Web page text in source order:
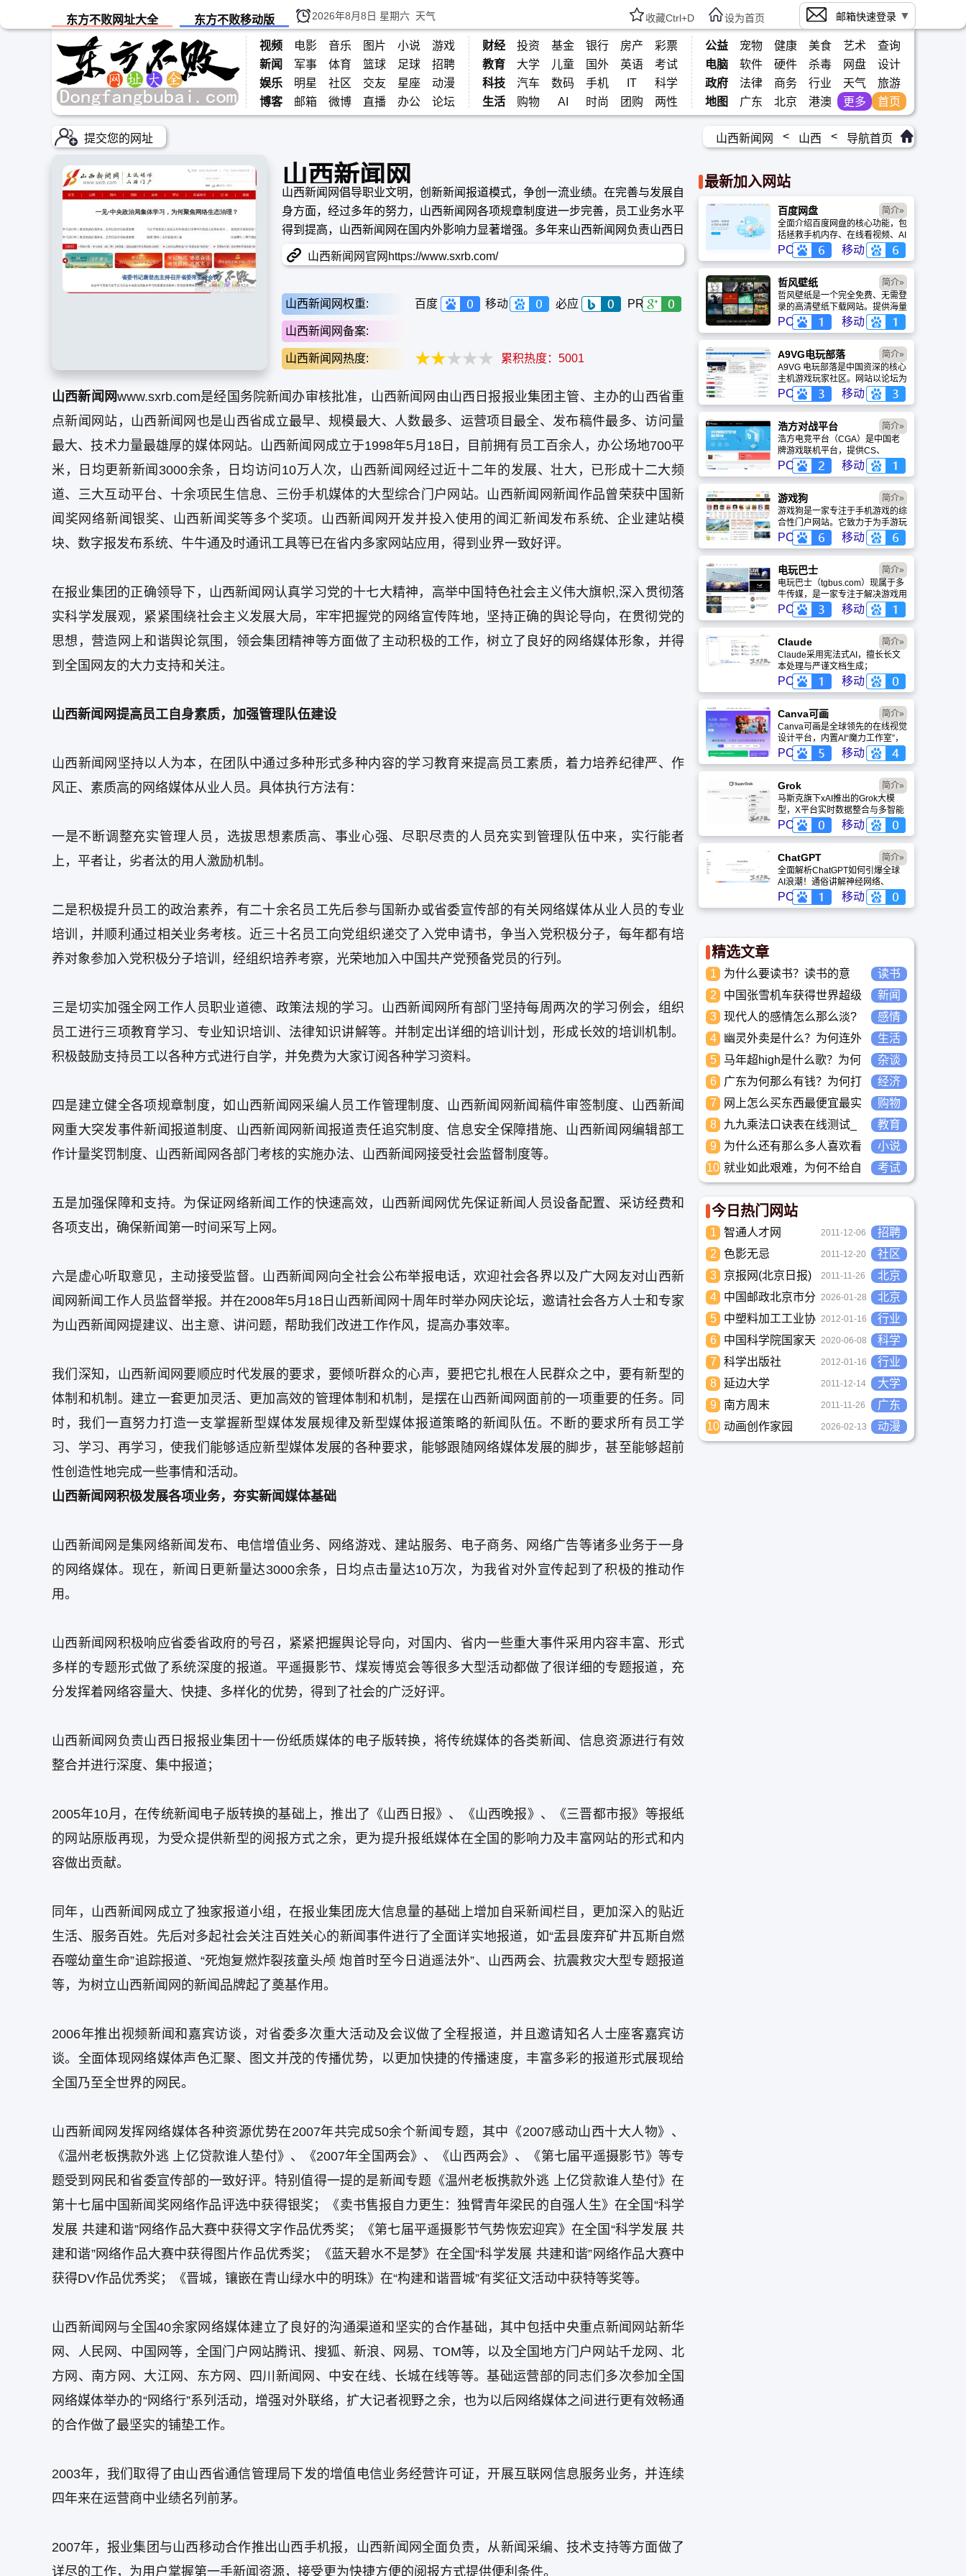
东方不败网址大全 东方不败移动版 2026年8月8日 星期六 天气 收藏Ctrl+D 设为首页 邮箱快速登录
视频 电影 音乐 图片 小说
游戏
新闻
军事 体育 篮球 足球
招聘
娱乐
明星 社区 交友 星座
动漫
博客
邮箱 微博 直播 办公 论坛
财经 投资 基金 银行 房产
彩票
教育
大学 儿童 国外 英语
考试
科技
汽车 数码 手机 IT
科学
生活
购物 AI 时尚 团购 两性
公益 宠物 健康 美食 艺术
查询
电脑
软件 硬件 杀毒 网盘
设计
政府
法律 商务 行业 天气
旅游
地图
广东 北京 港澳 更多 首页
提交您的网址 山西新闻网 < 山西 < 导航首页
山西新闻网
山西新闻网倡导职业文明，创新新闻报道模式，争创一流业绩。在完善与发展自
身方面，经过多年的努力，山西新闻网各项规章制度进一步完善，员工业务水平
得到提高，山西新闻网在国内外影响力显著增强。多年来山西新闻网负责山西日
报报业集团十一份纸质媒体的电子版转换，将传统媒体的各类新闻、信息资源进
行有效整合并进行深度、集中报道。
山西新闻网官网https://www.sxrb.com/
山西新闻网权重: 百度 移动 必应 PR
山西新闻网备案:
山西新闻网热度: 累积热度： 5001
山西新闻网www.sxrb.com是经国务院新闻办审核批准，山西新闻网由山西日报报业集团主管、主办的山西省重
点新闻网站，山西新闻网也是山西省成立最早、规模最大、人数最多、运营项目最全、发布稿件最多、访问量
最大、技术力量最雄厚的媒体网站。山西新闻网成立于1998年5月18日，目前拥有员工百余人，办公场地700平
米，日均更新新闻3000余条，日均访问10万人次，山西新闻网经过近十二年的发展、壮大，已形成十二大频
道、三大互动平台、十余项民生信息、三份手机媒体的大型综合门户网站。山西新闻网新闻作品曾荣获中国新
闻奖网络新闻银奖、山西新闻奖等多个奖项。山西新闻网开发并投入使用的闻汇新闻发布系统、企业建站模
块、数字报发布系统、牛牛通及时通讯工具等已在省内多家网站应用，得到业界一致好评。
在报业集团的正确领导下，山西新闻网认真学习党的十七大精神，高举中国特色社会主义伟大旗帜,深入贯彻落
实科学发展观，紧紧围绕社会主义发展大局，牢牢把握党的网络宣传阵地，坚持正确的舆论导向，在贯彻党的
思想，营造网上和谐舆论氛围，领会集团精神等方面做了主动积极的工作，树立了良好的网络媒体形象，并得
到全国网友的大力支持和关注。
山西新闻网提高员工自身素质，加强管理队伍建设
山西新闻网坚持以人为本，在团队中通过多种形式多种内容的学习教育来提高员工素质，着力培养纪律严、作
风正、素质高的网络媒体从业人员。具体执行方法有：
一是不断调整充实管理人员，选拔思想素质高、事业心强、尽职尽责的人员充实到管理队伍中来，实行能者
上，平者让，劣者汰的用人激励机制。
二是积极提升员工的政治素养，有二十余名员工先后参与国新办或省委宣传部的有关网络媒体从业人员的专业
培训，并顺利通过相关业务考核。近三十名员工向党组织递交了入党申请书，争当入党积极分子，每年都有培
养对象参加入党积极分子培训，经组织培养考察，光荣地加入中国共产党预备党员的行列。
三是切实加强全网工作人员职业道德、政策法规的学习。山西新闻网所有部门坚持每周两次的学习例会，组织
员工进行三项教育学习、专业知识培训、法律知识讲解等。并制定出详细的培训计划，形成长效的培训机制。
积极鼓励支持员工以各种方式进行自学，并免费为大家订阅各种学习资料。
四是建立健全各项规章制度，如山西新闻网采编人员工作管理制度、山西新闻网新闻稿件审签制度、山西新闻
网重大突发事件新闻报道制度、山西新闻网新闻报道责任追究制度、信息安全保障措施、山西新闻网编辑部工
作计量奖罚制度、山西新闻网各部门考核的实施办法、山西新闻网接受社会监督制度等。
五是加强保障和支持。为保证网络新闻工作的快速高效，山西新闻网优先保证新闻人员设备配置、采访经费和
各项支出，确保新闻第一时间采写上网。
六是虚心听取意见，主动接受监督。山西新闻网向全社会公布举报电话，欢迎社会各界以及广大网友对山西新
闻网新闻工作人员监督举报。并在2008年5月18日山西新闻网十周年时举办网庆论坛，邀请社会各方人士和专家
为山西新闻网提建议、出主意、讲问题，帮助我们改进工作作风，提高办事效率。
我们深知，山西新闻网要顺应时代发展的要求，要倾听群众的心声，要把它扎根在人民群众之中，要有新型的
体制和机制。建立一套更加灵活、更加高效的管理体制和机制，是摆在山西新闻网面前的一项重要的任务。同
时，我们一直努力打造一支掌握新型媒体发展规律及新型媒体报道策略的新闻队伍。不断的要求所有员工学
习、学习、再学习，使我们能够适应新型媒体发展的各种要求，能够跟随网络媒体发展的脚步，甚至能够超前
性创造性地完成一些事情和活动。
山西新闻网积极发展各项业务，夯实新闻媒体基础
山西新闻网是集网络新闻发布、电信增值业务、网络游戏、建站服务、电子商务、网络广告等诸多业务于一身
的网络媒体。现在，新闻日更新量达3000余条，日均点击量达10万次，为我省对外宣传起到了积极的推动作
用。
山西新闻网积极响应省委省政府的号召，紧紧把握舆论导向，对国内、省内一些重大事件采用内容丰富、形式
多样的专题形式做了系统深度的报道。平遥摄影节、煤炭博览会等很多大型活动都做了很详细的专题报道，充
分发挥着网络容量大、快捷、多样化的优势，得到了社会的广泛好评。
山西新闻网负责山西日报报业集团十一份纸质媒体的电子版转换，将传统媒体的各类新闻、信息资源进行有效
整合并进行深度、集中报道；
2005年10月，在传统新闻电子版转换的基础上，推出了《山西日报》、《山西晚报》、《三晋都市报》等报纸
的网站原版再现，为受众提供新型的阅报方式之余，更为提升报纸媒体在全国的影响力及丰富网站的形式和内
容做出贡献。
同年，山西新闻网成立了独家报道小组，在报业集团庞大信息量的基础上增加自采新闻栏目，更加深入的贴近
生活、服务百姓。先后对多起社会关注百姓关心的新闻事件进行了全面详实地报道，如“盂县废弃矿井瓦斯自燃
吞噬幼童生命”追踪报道、“死炮复燃炸裂孩童头颅 炮首时至今日逍遥法外”、山西两会、抗震救灾大型专题报道
等，为树立山西新闻网的新闻品牌起了奠基作用。
2006年推出视频新闻和嘉宾访谈，对省委多次重大活动及会议做了全程报道，并且邀请知名人士座客嘉宾访
谈。全面体现网络媒体声色汇聚、图文并茂的传播优势，以更加快捷的传播速度，丰富多彩的报道形式展现给
全国乃至全世界的网民。
山西新闻网发挥网络媒体各种资源优势在2007年共完成50余个新闻专题，其中《2007感动山西十大人物》、
《温州老板携款外逃 上亿贷款谁人垫付》、《2007年全国两会》、《山西两会》、《第七届平遥摄影节》等专
题受到网民和省委宣传部的一致好评。特别值得一提的是新闻专题《温州老板携款外逃 上亿贷款谁人垫付》在
第十七届中国新闻奖网络作品评选中获得银奖；《卖书售报自力更生：独臂青年梁民的自强人生》在全国“科学
发展 共建和谐”网络作品大赛中获得文字作品优秀奖；《第七届平遥摄影节气势恢宏迎宾》在全国“科学发展 共
建和谐”网络作品大赛中获得图片作品优秀奖；《蓝天碧水不是梦》在全国“科学发展 共建和谐”网络作品大赛中
获得DV作品优秀奖；《晋城，镶嵌在青山绿水中的明珠》在“构建和谐晋城”有奖征文活动中获特等奖等。
山西新闻网与全国40余家网络媒体建立了良好的沟通渠道和坚实的合作基础，其中包括中央重点新闻网站新华
网、人民网、中国网等，全国门户网站腾讯、搜狐、新浪、网易、TOM等，以及全国地方门户网站千龙网、北
方网、南方网、大江网、东方网、四川新闻网、中安在线、长城在线等等。基础运营部的同志们多次参加全国
网络媒体举办的“网络行”系列活动，增强对外联络，扩大记者视野之余，也为以后网络媒体之间进行更有效畅通
的合作做了最坚实的铺垫工作。
2003年，我们取得了由山西省通信管理局下发的增值电信业务经营许可证，开展互联网信息服务业务，并连续
四年来在运营商中业绩名列前茅。
2007年，报业集团与山西移动合作推出山西手机报，山西新闻网全面负责，从新闻采编、技术支持等方面做了
详尽的工作，为用户掌握第一手新闻资源，接受更为快捷方便的阅报方式提供便利条件。
最新加入网站
百度网盘
全面介绍百度网盘的核心功能，包
括拯救手机内存、在线看视频、AI
智能做笔记与总结长文。详细解答
数据安全性及服务器备份机制，带
你了解GenFlow AI智能体如何帮
你高效办公与学习。
PC 移动
简介»
哲风壁纸
哲风壁纸是一个完全免费、无需登
录的高清壁纸下载网站。提供海量
4K、8K超清电脑与手机壁纸，涵
盖动漫、风景、赛博朋克等多元风
格。支持动态壁纸与头像制作，国
内访问极速，是美化桌面的首选平
台。
PC 移动
简介»
A9VG电玩部落
A9VG 电玩部落是中国资深的核心
主机游戏玩家社区。网站以论坛为
核心，提供全面的主机游戏资讯、
攻略和资料库，覆盖
PlayStation、Xbox、Switch 等全
平台。凭借其深厚的历史积淀和活
跃的用户群体，A9VG 成为硬核玩
家交流心得、分享攻略的首选平台
之一。
PC 移动
简介»
浩方对战平台
浩方电竞平台（CGA）是中国老
牌游戏联机平台，提供CS、
War3、星际争霸等经典游戏的稳
定联机服务。重温DOTA1的激情
岁月，找回当年的战友。同时提供
最新CGA电竞赛事资讯及热门页
游入口，致敬中国电竞的黄金时
代。
PC 移动
简介»
游戏狗
游戏狗是一家专注于手机游戏的综
合性门户网站。它致力于为手游玩
家提供最新、最全的游戏资讯、攻
略、评测及视频等内容，是国内较
早一批专注于移动游戏领域的垂直
媒体。
PC 移动
简介»
电玩巴士
电玩巴士（tgbus.com）现属于多
牛传媒，是一家专注于解决游戏用
户需求的综合性游戏门户网站，电
玩巴士是一个全面的综合性游戏门
户，专注于为全球玩家提供主机、
PC及移动端游戏的全方位资讯。
PC 移动
简介»
Claude
Claude采用宪法式AI，擅长长文
本处理与严谨文档生成；
ChatGPT基于RLHF，在复杂推
理、代码与快速迭代上占优。两者
定位不同，各有千秋。
PC 移动
简介»
Canva可画
Canva可画是全球领先的在线视觉
设计平台，内置AI“魔力工作室”，
提供海量正版模板与素材。无论是
自媒体封面、企业海报还是PPT，
零基础用户也能轻松实现专业级创
作，让设计触手可及。
PC 移动
简介»
Grok
马斯克旗下xAI推出的Grok大模
型，X平台实时数据整合与多智能
体协作的核心优势。针对其中文能
力、隐私安全及幻觉问题等高频疑
问进行客观解答，提供AI选型参
考。
PC 移动
简介»
ChatGPT‌
全面解析ChatGPT如何引爆全球
AI浪潮！通俗讲解神经网络、
Transformer与RLHF核心技术，
带您轻松看懂大语言模型如何重塑
PC 移动
简介»
精选文章
1
为什么要读书？读书的意
义？怎么教育孩子读书？
读书
2
中国张雪机车获得世界超级
摩托车锦标赛冠军
新闻
3
现代人的感情怎么那么淡?
未来又应该如何面对这人情
淡如水的局面呢
感情
4
幽灵外卖是什么？为何连外
卖骑手都看不下去要举报？
生活
5
马年超high是什么歌？为何
两广人听到那么搞笑？马超
high到底是什么意思？
杂谈
6
广东为何那么有钱？为何打
工都到广东去，广东连续37
年全国各省GDP第一。
经济
7
网上怎么买东西最便宜最实
惠?
购物
8
九九乘法口诀表在线测试_
高清完整版下载_小学数学
口算练习
教育
9
为什么还有那么多人喜欢看
小说？小说到底有什么魅力
长盛不衰？
小说
10 就业如此艰难，为何不给自
己学习考试充电，学一技之
考试
今日热门网站
1 智通人才网 2011-12-06
招聘
2
色影无忌 2011-12-20
社区
3
京报网(北京日报) 2011-11-26
北京
4
中国邮政北京市分
公司
2026-01-28
北京
5
中塑料加工工业协
会
2012-01-16
行业
6
中国科学院国家天
文台
2020-06-08
科学
7
科学出版社 2012-01-16
行业
8
延边大学 2011-12-14
大学
9
南方周末 2011-11-26
广东
10 动画创作家园 2026-02-13 动漫